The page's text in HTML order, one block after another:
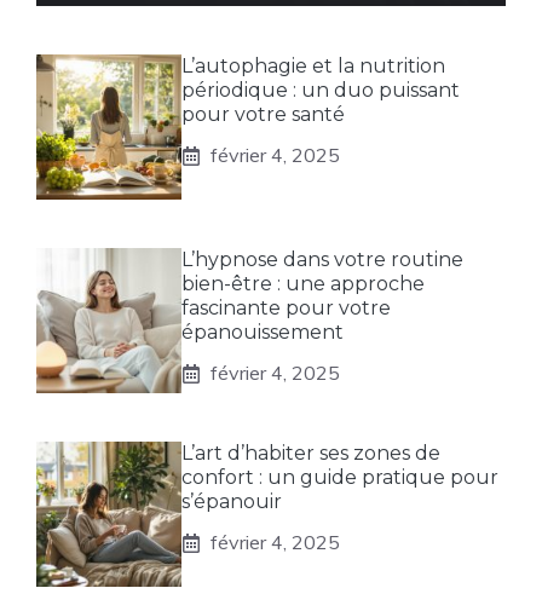
L’autophagie et la nutrition
périodique : un duo puissant
pour votre santé
février 4, 2025
L’hypnose dans votre routine
bien-être : une approche
fascinante pour votre
épanouissement
février 4, 2025
L’art d’habiter ses zones de
confort : un guide pratique pour
s’épanouir
février 4, 2025